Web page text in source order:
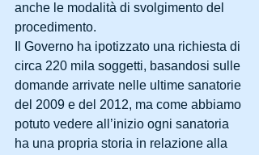
anche le modalità di svolgimento del
procedimento.
Il Governo ha ipotizzato una richiesta di
circa 220 mila soggetti, basandosi sulle
domande arrivate nelle ultime sanatorie
del 2009 e del 2012, ma come abbiamo
potuto vedere all’inizio ogni sanatoria
ha una propria storia in relazione alla